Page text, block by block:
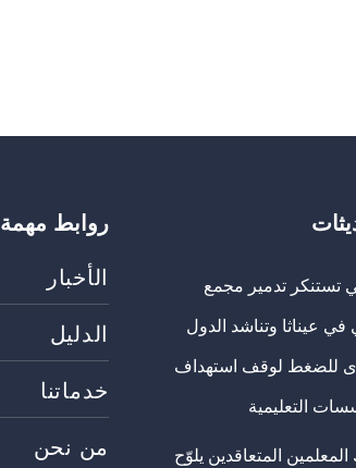
تستنكر تدمير مجمع
في عيناثا وتناشد الدول
للضغط لوقف استهداف
التعليمية
المتعاقدين يلوّح
روابط مهمة
الأخبار
الدليل
خدماتنا
من نحن